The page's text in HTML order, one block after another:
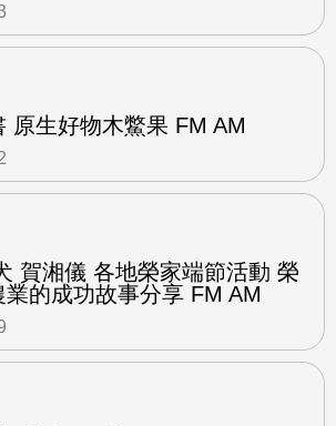
原生好物木鱉果 FM AM
賀湘儀 各地榮家端節活動 榮
業的成功故事分享 FM AM